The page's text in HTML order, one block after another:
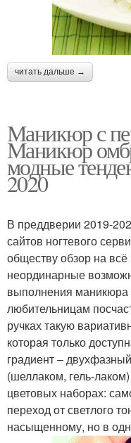
читать дальше →
Маникюр с
Маникюр
модные
2020
В преддверии 2019-
сайтов ногтевого
обществу обзор на
неординарные
выполнения маникюра
любительницам
ручках такую
которая только
градиент –
(шеллаком, гель-
цветовых наборах:
переход от светлого
насыщенному, но в